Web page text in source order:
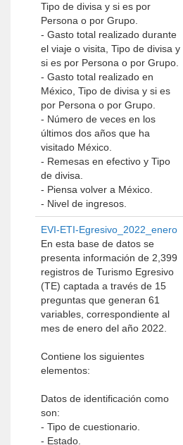
Tipo de divisa y si es por
Persona o por Grupo.
- Gasto total realizado durante
el viaje o visita, Tipo de divisa y
si es por Persona o por Grupo.
- Gasto total realizado en
México, Tipo de divisa y si es
por Persona o por Grupo.
- Número de veces en los
últimos dos años que ha
visitado México.
- Remesas en efectivo y Tipo
de divisa.
- Piensa volver a México.
- Nivel de ingresos.
EVI-ETI-Egresivo_2022_enero
En esta base de datos se
presenta información de 2,399
registros de Turismo Egresivo
(TE) captada a través de 15
preguntas que generan 61
variables, correspondiente al
mes de enero del año 2022.
Contiene los siguientes
elementos:
Datos de identificación como
son:
- Tipo de cuestionario.
- Estado.